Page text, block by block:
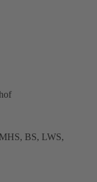
BS, LWS,